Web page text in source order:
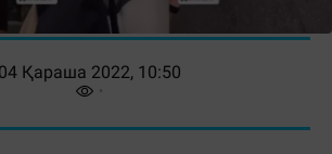
04 Қараша 2022, 10:50